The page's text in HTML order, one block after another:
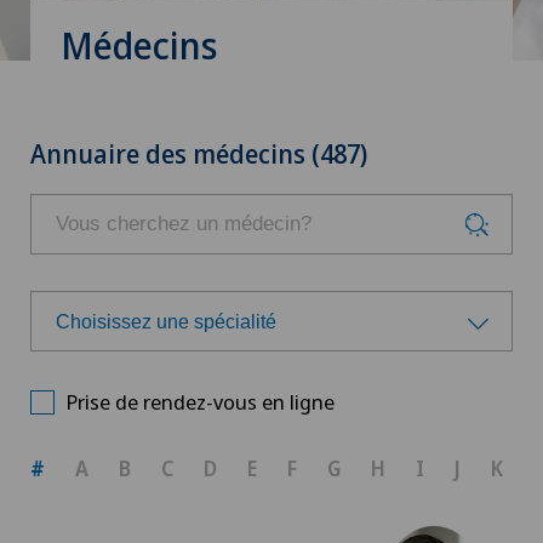
Médecins
Annuaire des médecins (487)
Choisissez une spécialité
Prise de rendez-vous en ligne
# A B C D E F G H I J K